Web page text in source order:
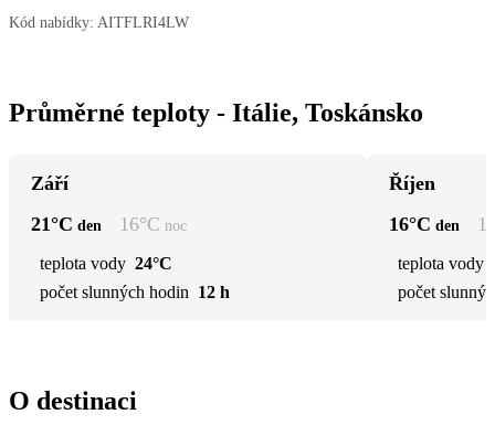
Kód nabídky: AITFLRI4LW
Průměrné teploty - Itálie, Toskánsko
Září
21°C den 16°C noc
teplota vody 24°C
počet slunných hodin 12 h
Říjen
16°C den 11
teplota vody
počet
O destinaci